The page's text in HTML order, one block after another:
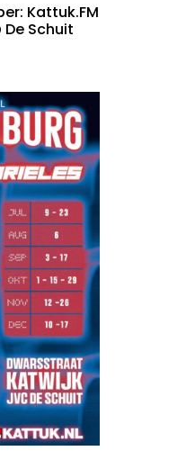
Kattuk.FM
Schuit